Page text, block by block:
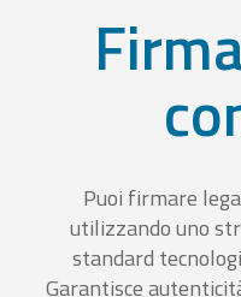
Puoi firmare
utilizzando uno
standard
Garantisce